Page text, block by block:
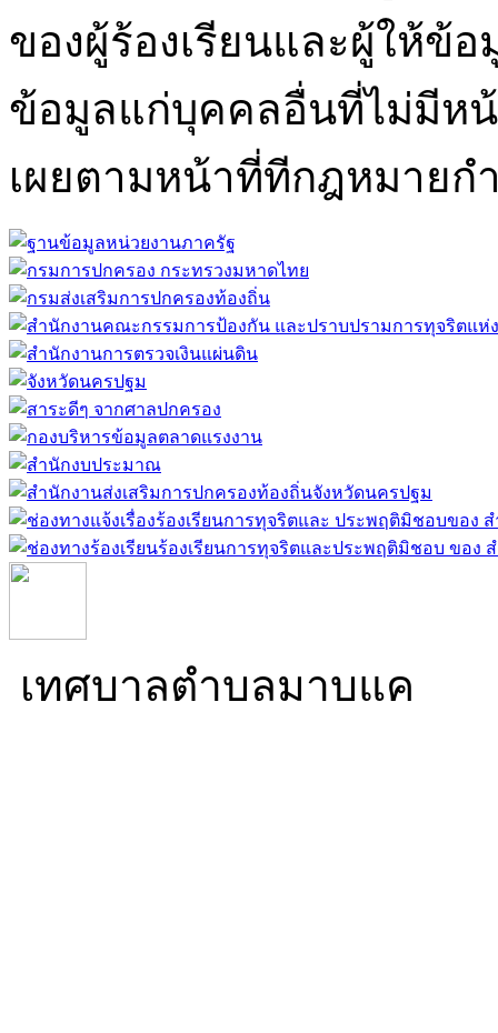
ของผู้ร้องเรียนและผู้ให้ข้
ข้อมูลแก่บุคคลอื่นที่ไม่มีหน้
เผยตามหน้าที่ทีกฎหมายก
เทศบาลตำบลมาบแค